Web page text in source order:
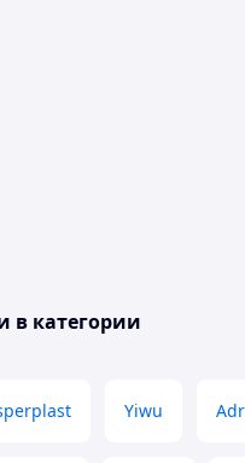
в категории
Yiwu